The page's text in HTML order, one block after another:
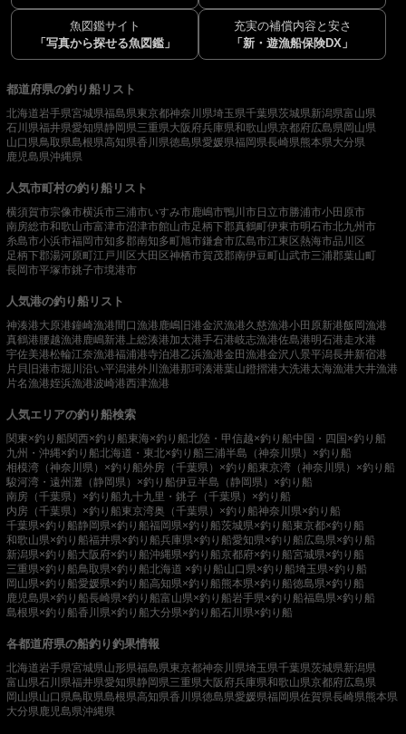
魚図鑑サイト
「写真から探せる魚図鑑」
充実の補償内容と安さ
「新・遊漁船保険DX」
都道府県の釣り船リスト
北海道岩手県宮城県福島県東京都神奈川県埼玉県千葉県茨城県新潟県富山県
石川県福井県愛知県静岡県三重県大阪府兵庫県和歌山県京都府広島県岡山県
山口県鳥取県島根県高知県香川県徳島県愛媛県福岡県長崎県熊本県大分県
鹿児島県沖縄県
人気市町村の釣り船リスト
横須賀市宗像市横浜市三浦市いすみ市鹿嶋市鴨川市日立市勝浦市小田原市
南房総市和歌山市富津市沼津市館山市足柄下郡真鶴町伊東市明石市北九州市
糸島市小浜市福岡市知多郡南知多町旭市鎌倉市広島市江東区熱海市品川区
足柄下郡湯河原町江戸川区大田区神栖市賀茂郡南伊豆町山武市三浦郡葉山町
長岡市平塚市銚子市境港市
人気港の釣り船リスト
神湊港大原港鐘崎漁港間口漁港 鹿嶋旧港金沢漁港久慈漁港小田原新港飯岡漁港
真鶴港腰越漁港 鹿嶋新港 上総湊港加太港手石港岐志漁港佐島港明石港走水港
宇佐美港松輪江奈漁港福浦港寺泊港乙浜漁港金田漁港金沢八景平潟長井新宿港
片貝旧港市堀川沿い平潟港外川漁港那珂湊港葉山鐙摺港大洗港太海漁港大井漁港
片名漁港姪浜漁港波崎港西津漁港
人気エリアの釣り船検索
関東×釣り船関西×釣り船東海×釣り船北陸・甲信越×釣り船中国・四国×釣り船
九州・沖縄×釣り船北海道・東北×釣り船三浦半島（神奈川県）×釣り船
相模湾（神奈川県）×釣り船外房（千葉県）×釣り船東京湾（神奈川県）×釣り船
駿河湾・遠州灘（静岡県）×釣り船伊豆半島（静岡県）×釣り船
南房（千葉県）×釣り船九十九里・銚子（千葉県）×釣り船
内房（千葉県）×釣り船東京湾奥（千葉県）×釣り船神奈川県×釣り船
千葉県×釣り船静岡県×釣り船福岡県×釣り船茨城県×釣り船東京都×釣り船
和歌山県×釣り船福井県×釣り船兵庫県×釣り船愛知県×釣り船広島県×釣り船
新潟県×釣り船大阪府×釣り船沖縄県×釣り船京都府×釣り船宮城県×釣り船
三重県×釣り船鳥取県×釣り船北海道 ×釣り船山口県×釣り船埼玉県×釣り船
岡山県×釣り船愛媛県×釣り船高知県×釣り船熊本県×釣り船徳島県×釣り船
鹿児島県×釣り船長崎県×釣り船富山県×釣り船岩手県×釣り船福島県×釣り船
島根県×釣り船香川県×釣り船大分県×釣り船石川県×釣り船
各都道府県の船釣り釣果情報
北海道岩手県宮城県山形県福島県東京都神奈川県埼玉県千葉県茨城県新潟県
富山県石川県福井県愛知県静岡県三重県大阪府兵庫県和歌山県京都府広島県
岡山県山口県鳥取県島根県高知県香川県徳島県愛媛県福岡県佐賀県長崎県熊本県
大分県 鹿児島県沖縄県